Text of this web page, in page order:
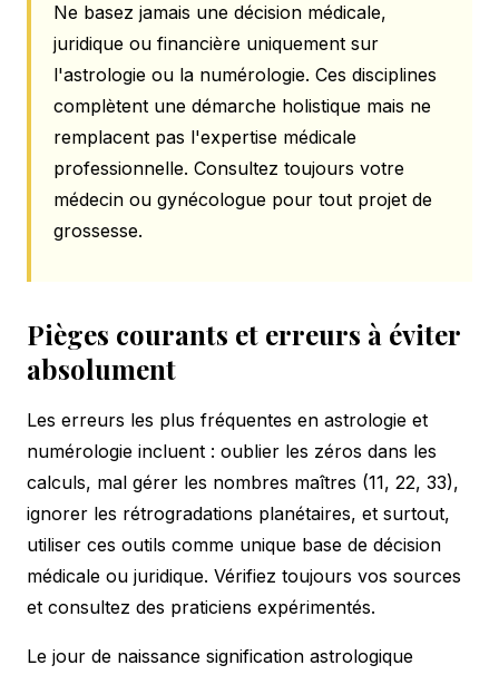
Ne basez jamais une décision médicale,
juridique ou financière uniquement sur
l'astrologie ou la numérologie. Ces disciplines
complètent une démarche holistique mais ne
remplacent pas l'expertise médicale
professionnelle. Consultez toujours votre
médecin ou gynécologue pour tout projet de
grossesse.
Pièges courants et erreurs à éviter
absolument
Les erreurs les plus fréquentes en astrologie et
numérologie incluent : oublier les zéros dans les
calculs, mal gérer les nombres maîtres (11, 22, 33),
ignorer les rétrogradations planétaires, et surtout,
utiliser ces outils comme unique base de décision
médicale ou juridique. Vérifiez toujours vos sources
et consultez des praticiens expérimentés.
Le jour de naissance signification astrologique